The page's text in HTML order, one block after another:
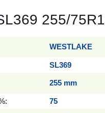
255/
WESTLAKE
SL369
255 mm
75